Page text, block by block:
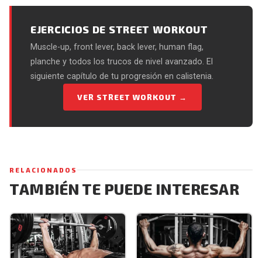
EJERCICIOS DE STREET WORKOUT
Muscle-up, front lever, back lever, human flag,
planche y todos los trucos de nivel avanzado. El
siguiente capítulo de tu progresión en calistenia.
VER STREET WORKOUT →
RELACIONADOS
TAMBIÉN TE PUEDE INTERESAR